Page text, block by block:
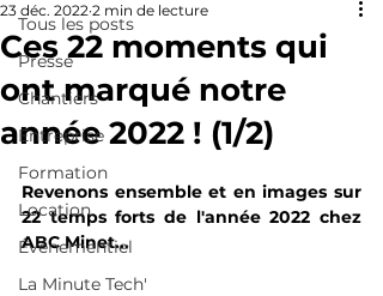
Tous les posts
Presse
Chantiers
Entreprise
Formation
Location
Événementiel
La Minute Tech'
Ces 22 moments qui
ont marqué notre
année 2022 ! (1/2)
23 déc. 2022 2 min de lecture
Revenons ensemble et en images sur
22 temps forts de l'année 2022 chez
ABC Minet...